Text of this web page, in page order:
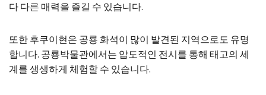
다 다른 매력을 즐길 수 있습니다.
또한 후쿠이현은 공룡 화석이 많이 발견된 지역으로도 유명
합니다. 공룡박물관에서는 압도적인 전시를 통해 태고의 세
계를 생생하게 체험할 수 있습니다.